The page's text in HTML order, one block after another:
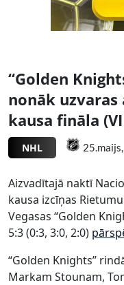
“Golden
nonāk
kausa fināla
NHL
Aizvadītajā naktī
kausa izcīņas
Vegasas “Golden
5:3 (0:3, 3:0, 2:0)
“Golden Knights”
Markam Stounam,